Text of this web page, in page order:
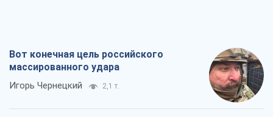
Вот конечная цель российского
массированного удара
Игорь Чернецкий 2,1 т.